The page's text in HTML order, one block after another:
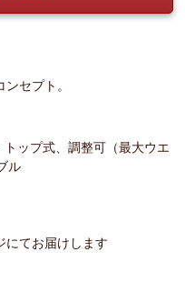
セプト。
ップ式、調整可（最大ウエ
ル
にてお届けします